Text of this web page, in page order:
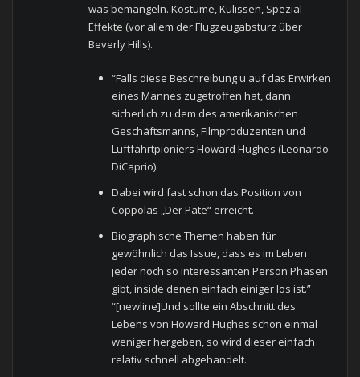
was bemängeln. Kostüme, Kulissen, Spezial-
Effekte (vor allem der Flugzeugabsturz über
Beverly Hills).
“Falls diese Beschreibung u auf das Erwirken
eines Mannes zugetroffen hat, dann
sicherlich zu dem des amerikanischen
Geschäftsmanns, Filmproduzenten und
Luftfahrtpioniers Howard Hughes (Leonardo
DiCaprio).
Dabei wird fast schon das Position von
Coppolas „Der Pate“ erreicht.
Biographische Themen haben für
gewöhnlich das Issue, dass es im Leben
jeder noch so interessanten Person Phasen
gibt, inside denen einfach einiger los ist.”
“[newline]Und sollte ein Abschnitt des
Lebens von Howard Hughes schon einmal
weniger hergeben, so wird dieser einfach
relativ schnell abgehandelt.